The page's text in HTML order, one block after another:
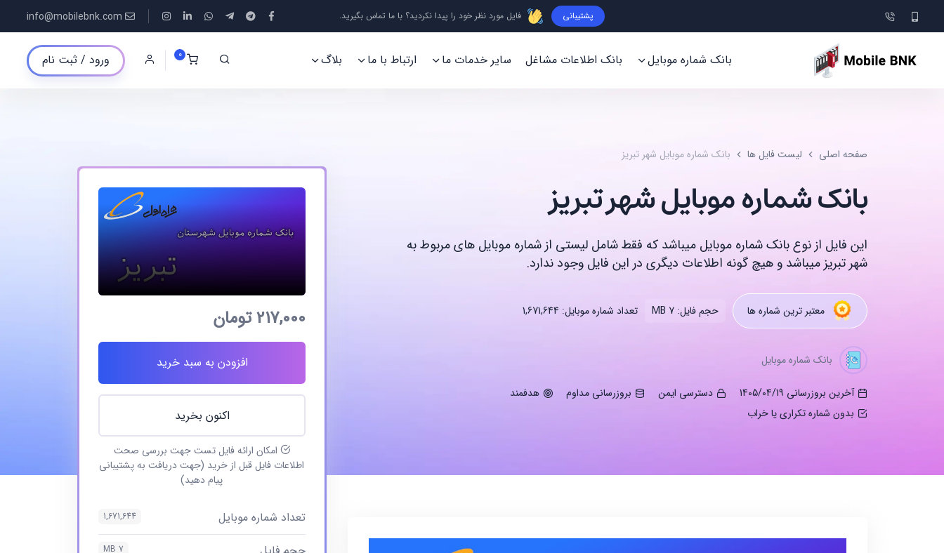
پشتیبانی فایل مورد نظر خود را پیدا نکردید؟ با ما تماس بگیرید. info@mobilebnk.com
بانک شماره موبایل بانک اطلاعات مشاغل سایر خدمات ما ارتباط با ما بلاگ 0 ورود / ثبت نام
صفحه اصلی لیست فایل ها بانک شماره موبایل شهر تبریز
بانک شماره موبایل شهر تبریز
این فایل از نوع بانک شماره موبایل میباشد که فقط شامل لیستی از شماره موبایل های مربوط به
شهر تبریز میباشد و هیچ گونه اطلاعات دیگری در این فایل وجود ندارد.
معتبر ترین شماره ها حجم فایل: 7 MB تعداد شماره موبایل: 1,671,644
بانک شماره موبایل
آخرین بروزرسانی 1405/04/19 دسترسی ایمن بروزرسانی مداوم
هدفمند
بدون شماره تکراری یا خراب
217,000تومان
افزودن به سبد خرید
اکنون بخرید
امکان ارائه فایل تست جهت بررسی صحت
اطلاعات فایل قبل از خرید (جهت دریافت به پشتیبانی
پیام دهید)
تعداد شماره موبایل 1,671,644
7 MB